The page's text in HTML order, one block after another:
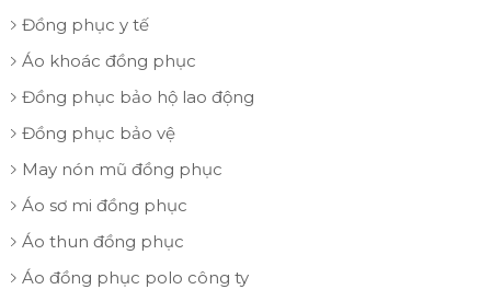
Đồng phục y tế
Áo khoác đồng phục
Đồng phục bảo hộ lao động
Đồng phục bảo vệ
May nón mũ đồng phục
Áo sơ mi đồng phục
Áo thun đồng phục
Áo đồng phục polo công ty